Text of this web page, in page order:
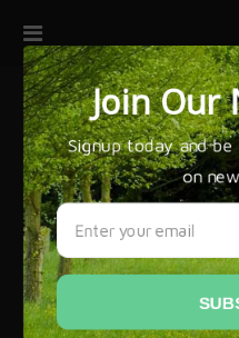
32ª edición de